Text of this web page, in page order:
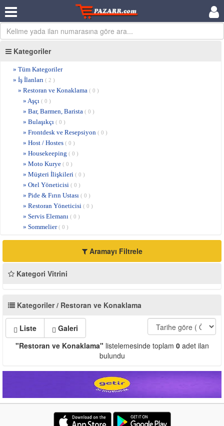
Kategoriler
» Tüm Kategoriler
» İş İlanları ( 2 )
» Restoran ve Konaklama ( 0 )
» Aşçı ( 0 )
» Bar, Barmen, Barista ( 0 )
» Bulaşıkçı ( 0 )
» Frontdesk ve Resepsiyon ( 0 )
» Host / Hostes ( 0 )
» Housekeeping ( 0 )
» Moto Kurye ( 0 )
» Müşteri İlişkileri ( 0 )
» Otel Yöneticisi ( 0 )
» Pide & Fırın Ustası ( 0 )
» Restoran Yöneticisi ( 0 )
» Servis Elemanı ( 0 )
» Sommelier( 0 )
Aramayı Filtrele
Kategori Vitrini
Kategoriler / Restoran ve Konaklama
Liste
Galeri
"Restoran ve Konaklama" listelemesinde toplam 0adet ilan
bulundu